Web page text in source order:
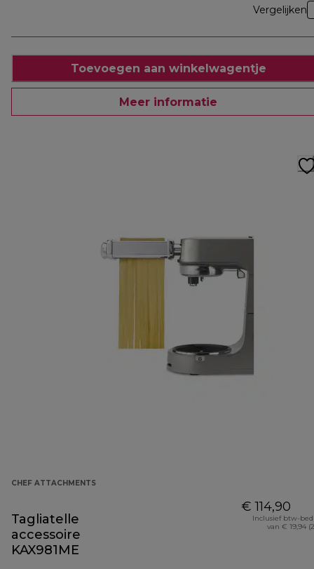
Vergelijken
Toevoegen aan winkelwagentje
Meer informatie
CHEF ATTACHMENTS
Tagliatelle
accessoire
KAX981ME
€ 114,90
Inclusief btw-
van € 19,94